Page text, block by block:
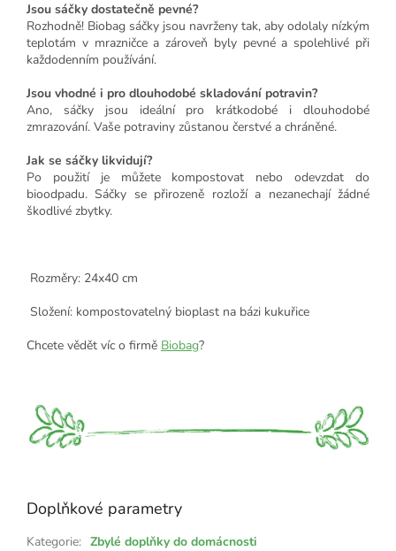
Jsou sáčky dostatečně pevné?
Rozhodně! Biobag sáčky jsou navrženy tak, aby odolaly nízkým
teplotám v mrazničce a zároveň byly pevné a spolehlivé při
každodenním používání.
Jsou vhodné i pro dlouhodobé skladování potravin?
Ano, sáčky jsou ideální pro krátkodobé i dlouhodobé
zmrazování. Vaše potraviny zůstanou čerstvé a chráněné.
Jak se sáčky likvidují?
Po použití je můžete kompostovat nebo odevzdat do
bioodpadu. Sáčky se přirozeně rozloží a nezanechají žádné
škodlivé zbytky.
Rozměry: 24x40 cm
Složení: kompostovatelný bioplast na bázi kukuřice
Chcete vědět víc o firmě Biobag?
Doplňkové parametry
Kategorie: Zbylé doplňky do domácnosti